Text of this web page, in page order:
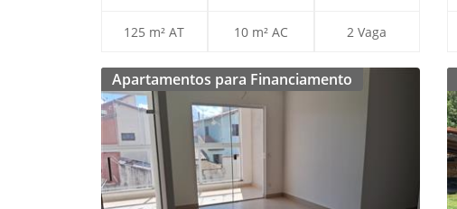
125 m² AT 10 m² AC 2 Vaga
Apartamentos para Financiamento